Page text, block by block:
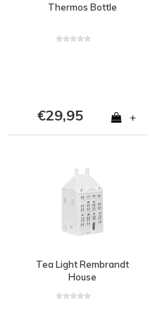
Thermos Bottle
€29,95 +
Tea Light Rembrandt
House